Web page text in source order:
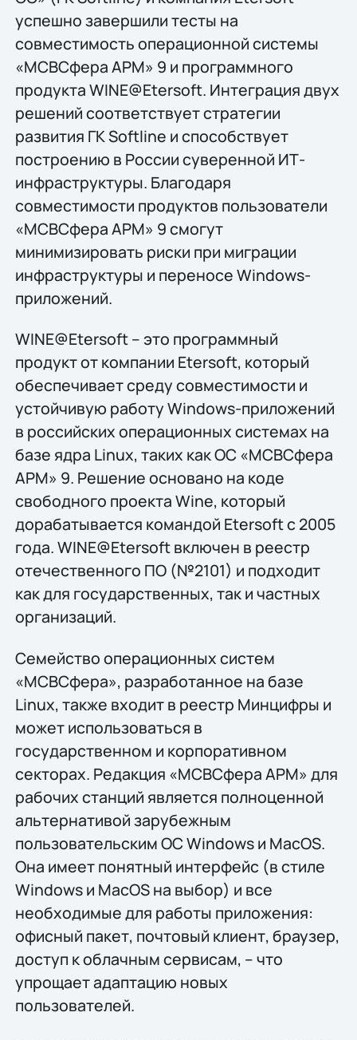
успешно завершили тесты на
совместимость операционной системы
«МСВСфера АРМ» 9 и программного
продукта WINE@Etersoft. Интеграция двух
решений соответствует стратегии
развития ГК Softline и способствует
построению в России суверенной ИТ-
инфраструктуры. Благодаря
совместимости продуктов пользователи
«МСВСфера АРМ» 9 смогут
минимизировать риски при миграции
инфраструктуры и переносе Windows-
приложений.
WINE@Etersoft – это программный
продукт от компании Etersoft, который
обеспечивает среду совместимости и
устойчивую работу Windows-приложений
в российских операционных системах на
базе ядра Linux, таких как ОС «МСВСфера
АРМ» 9. Решение основано на коде
свободного проекта Wine, который
дорабатывается командой Etersoft с 2005
года. WINE@Etersoft включен в реестр
отечественного ПО (№2101) и подходит
как для государственных, так и частных
организаций.
Семейство операционных систем
«МСВСфера», разработанное на базе
Linux, также входит в реестр Минцифры и
может использоваться в
государственном и корпоративном
секторах. Редакция «МСВСфера АРМ» для
рабочих станций является полноценной
альтернативой зарубежным
пользовательским ОС Windows и MacOS.
Она имеет понятный интерфейс (в стиле
Windows и MacOS на выбор) и все
необходимые для работы приложения:
офисный пакет, почтовый клиент, браузер,
доступ к облачным сервисам, – что
упрощает адаптацию новых
пользователей.